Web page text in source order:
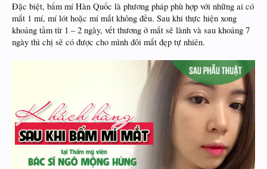
Đặc biệt, bấm mí Hàn Quốc là phương pháp phù hợp với những ai có
mắt 1 mí, mí lót hoặc mí mắt không đều. Sau khi thực hiện xong
khoảng tầm từ 1 – 2 ngày, vết thương ở mắt sẽ lành và sau khoảng 7
ngày thì chị sẽ có được cho mình đôi mắt đẹp tự nhiên.